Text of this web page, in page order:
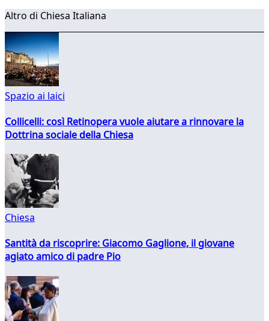
Altro di Chiesa Italiana
Spazio ai laici
Collicelli: così Retinopera vuole aiutare a rinnovare la
Dottrina sociale della Chiesa
Chiesa
Santità da riscoprire: Giacomo Gaglione, il giovane
agiato amico di padre Pio